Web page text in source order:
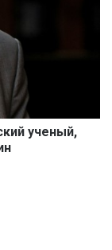
ученый,